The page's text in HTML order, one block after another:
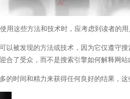
用这些方法和技术时，应考虑到读者的
以被发现的方法或技术，因为它仅遵守
合了受众，而不是搜索引擎如何解释网
的时间和精力来获得任何良好的结果，